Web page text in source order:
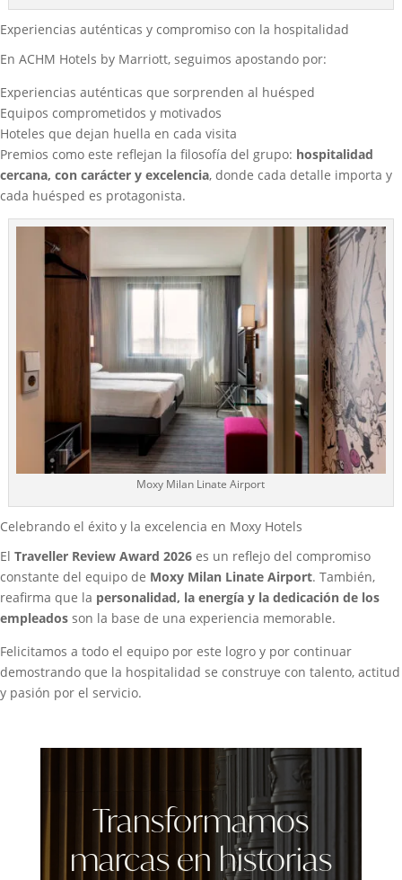
Experiencias auténticas y compromiso con la hospitalidad
En ACHM Hotels by Marriott, seguimos apostando por:
Experiencias auténticas que sorprenden al huésped
Equipos comprometidos y motivados
Hoteles que dejan huella en cada visita
Premios como este reflejan la filosofía del grupo: hospitalidad
cercana, con carácter y excelencia, donde cada detalle importa y
cada huésped es protagonista.
Moxy Milan Linate Airport
Celebrando el éxito y la excelencia en Moxy Hotels
El Traveller Review Award 2026 es un reflejo del compromiso
constante del equipo de Moxy Milan Linate Airport. También,
reafirma que la personalidad, la energía y la dedicación de los
empleados son la base de una experiencia memorable.
Felicitamos a todo el equipo por este logro y por continuar
demostrando que la hospitalidad se construye con talento, actitud
y pasión por el servicio.
Transformamos
marcas en historias